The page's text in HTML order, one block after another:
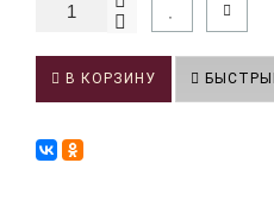
В КОРЗИНУ